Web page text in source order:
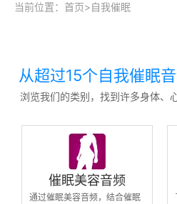
当前位置： 首页>自我催眠
从超过15个自我催眠
浏览我们的类别，找到许多身体、
催眠美容音频
通过催眠美容音频，结合催眠